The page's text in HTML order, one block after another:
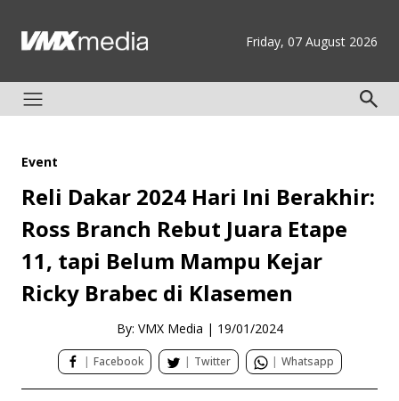
Friday, 07 August 2026
Event
Reli Dakar 2024 Hari Ini Berakhir:
Ross Branch Rebut Juara Etape
11, tapi Belum Mampu Kejar
Ricky Brabec di Klasemen
By: VMX Media | 19/01/2024
| Facebook | Twitter | Whatsapp